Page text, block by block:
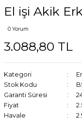
El işi Akik
0 Yorum
3.088,80 TL
Kategori
Stok Kodu
Garanti Süresi
Fiyat
Havale